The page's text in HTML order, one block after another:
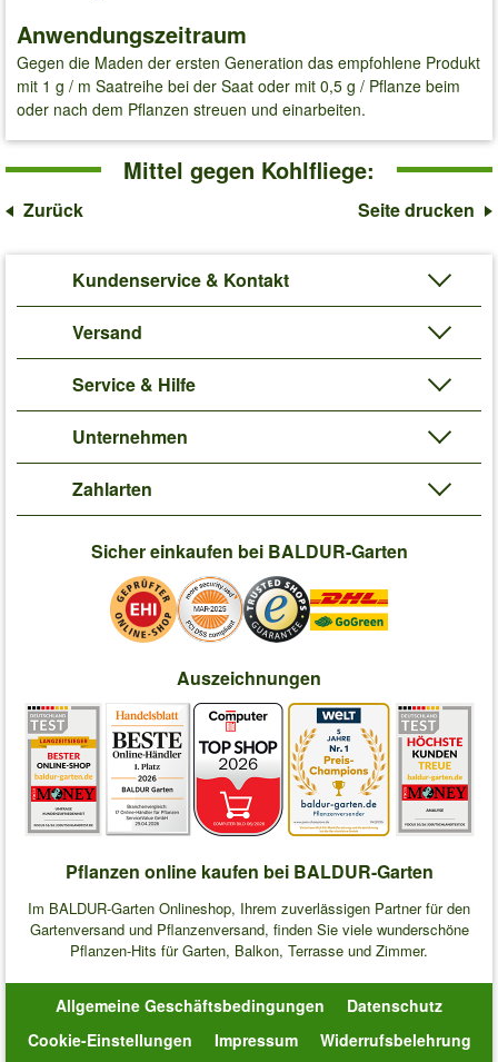
Anwendungszeitraum
Gegen die Maden der ersten Generation das empfohlene Produkt
mit 1 g / m Saatreihe bei der Saat oder mit 0,5 g / Pflanze beim
oder nach dem Pflanzen streuen und einarbeiten.
Mittel gegen Kohlfliege:
Zurück Seite drucken
Kundenservice & Kontakt
Versand
Service & Hilfe
Unternehmen
Zahlarten
Sicher einkaufen bei BALDUR-Garten
Auszeichnungen
Pflanzen online kaufen bei BALDUR-Garten
Im BALDUR-Garten Onlineshop, Ihrem zuverlässigen Partner für den
Gartenversand und Pflanzenversand, finden Sie viele wunderschöne
Pflanzen-Hits für Garten, Balkon, Terrasse und Zimmer.
Allgemeine Geschäftsbedingungen
Datenschutz
Cookie-Einstellungen
Impressum Widerrufsbelehrung